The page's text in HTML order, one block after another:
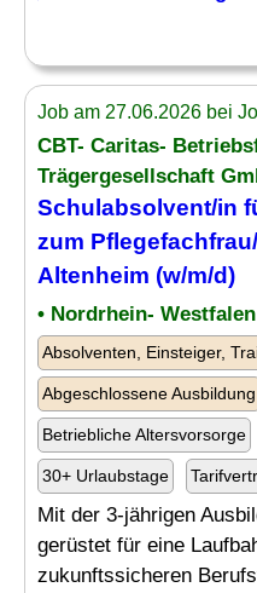
Job am 27.06.2026 bei
CBT- Caritas-
Trägergesellschaft
Schulabsolvent/in
zum
Altenheim (w/m/d)
• Nordrhein-
Absolventen, Einsteiger,
Abgeschlossene Ausbildung
Betriebliche Altersvorsorge
30+ Urlaubstage
Mit der 3-jährigen
gerüstet für eine
zukunftssicheren